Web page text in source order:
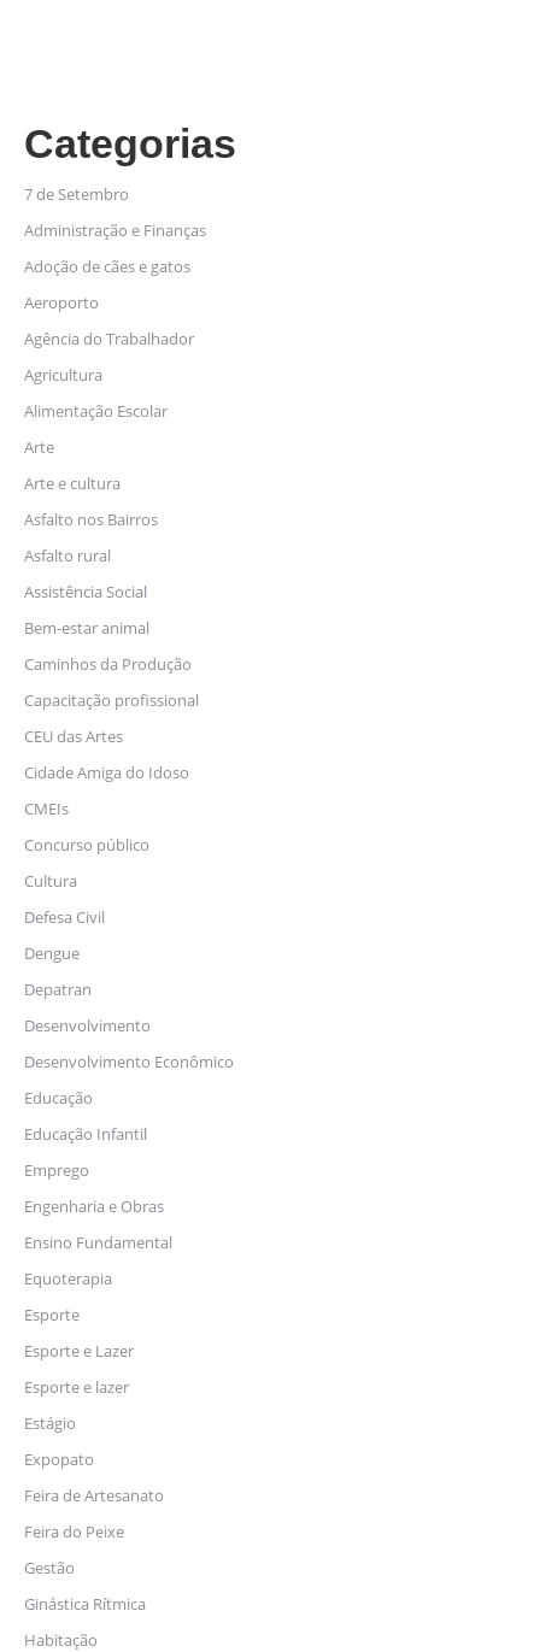
Categorias
7 de Setembro
Administração e Finanças
Adoção de cães e gatos
Aeroporto
Agência do Trabalhador
Agricultura
Alimentação Escolar
Arte
Arte e cultura
Asfalto nos Bairros
Asfalto rural
Assistência Social
Bem-estar animal
Caminhos da Produção
Capacitação profissional
CEU das Artes
Cidade Amiga do Idoso
CMEIs
Concurso público
Cultura
Defesa Civil
Dengue
Depatran
Desenvolvimento
Desenvolvimento Econômico
Educação
Educação Infantil
Emprego
Engenharia e Obras
Ensino Fundamental
Equoterapia
Esporte
Esporte e Lazer
Esporte e lazer
Estágio
Expopato
Feira de Artesanato
Feira do Peixe
Gestão
Ginástica Rítmica
Habitação